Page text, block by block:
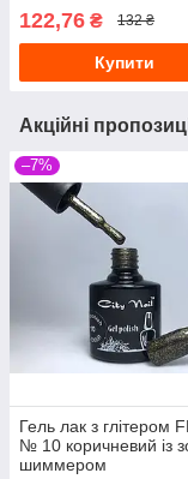
122,76 ₴ 132 ₴
Купити
Акційні
–7%
Гель лак з глітером
№ 10 коричневий із
шиммером